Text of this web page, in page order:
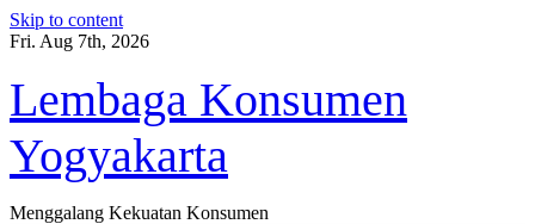
Skip to content
Fri. Aug 7th, 2026
Lembaga Konsumen
Yogyakarta
Menggalang Kekuatan Konsumen